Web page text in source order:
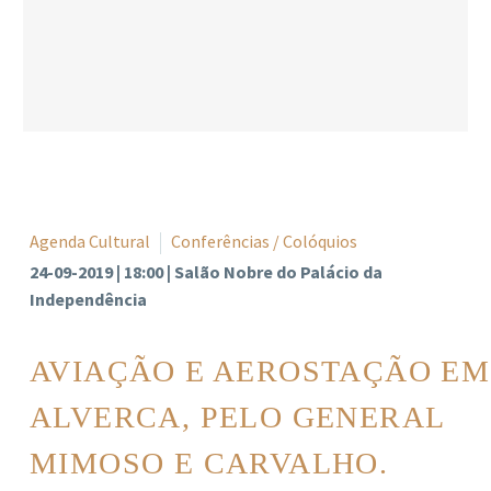
Agenda Cultural
Conferências / Colóquios
24-09-2019 | 18:00 | Salão Nobre do Palácio da
Independência
AVIAÇÃO E AEROSTAÇÃO EM
ALVERCA, PELO GENERAL
MIMOSO E CARVALHO.